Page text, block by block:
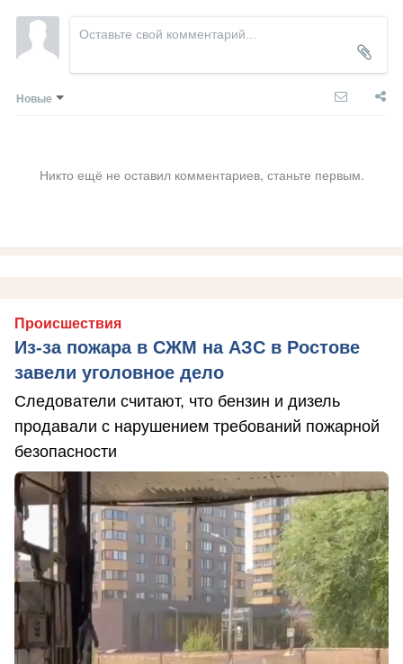
Новые
Никто ещё не оставил комментариев, станьте первым.
Происшествия
Из-за пожара в СЖМ на АЗС в Ростове
завели уголовное дело
Следователи считают, что бензин и дизель
продавали с нарушением требований пожарной
безопасности